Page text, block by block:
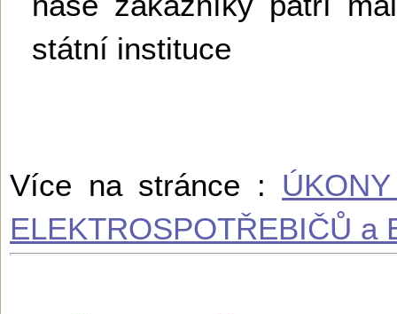
státní instituce
Více na stránce :
ELEKTROSPOTŘEBIČŮ a